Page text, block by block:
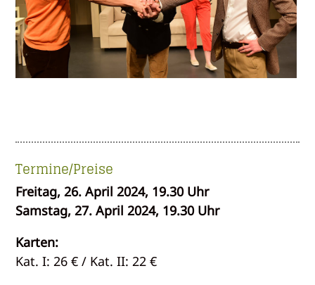
Termine/Preise
Freitag, 26. April 2024, 19.30 Uhr
Samstag, 27. April 2024, 19.30 Uhr
Karten:
Kat. I: 26 € / Kat. II: 22 €